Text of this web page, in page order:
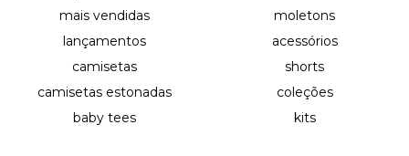
mais vendidas
lançamentos
camisetas
camisetas estonadas
baby tees
moletons
acessórios
shorts
coleções
kits